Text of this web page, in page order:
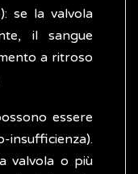
se la valvola
il sangue
a ritroso
essere
valvola o più